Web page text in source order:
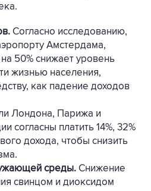
Согласно исследованию,
Амстердама,
50% снижает уровень
жизнью населения,
как падение доходов
Лондона, Парижа и
согласны платить 14%, 32%
дохода, чтобы снизить
среды. Снижение
свинцом и диоксидом